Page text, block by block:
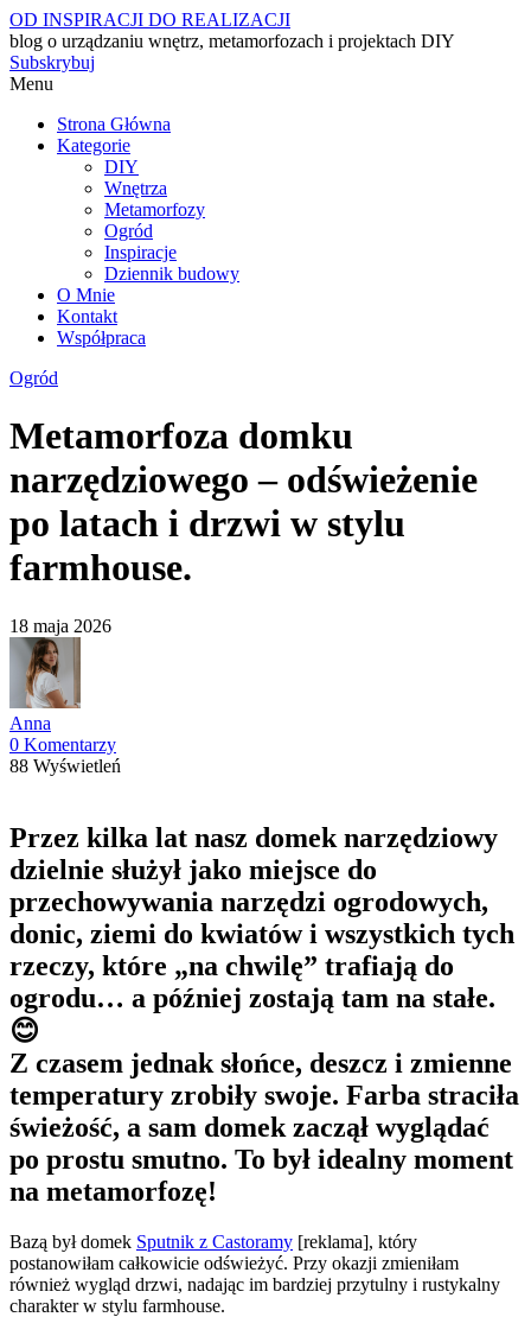
OD INSPIRACJI DO REALIZACJI
blog o urządzaniu wnętrz, metamorfozach i projektach DIY
Subskrybuj
Menu
Strona Główna
Kategorie
DIY
Wnętrza
Metamorfozy
Ogród
Inspiracje
Dziennik budowy
O Mnie
Kontakt
Współpraca
Ogród
Metamorfoza domku
narzędziowego – odświeżenie
po latach i drzwi w stylu
farmhouse.
18 maja 2026
Anna
0 Komentarzy
88 Wyświetleń
Przez kilka lat nasz domek narzędziowy
dzielnie służył jako miejsce do
przechowywania narzędzi ogrodowych,
donic, ziemi do kwiatów i wszystkich tych
rzeczy, które „na chwilę” trafiają do
ogrodu… a później zostają tam na stałe.
😊
Z czasem jednak słońce, deszcz i zmienne
temperatury zrobiły swoje. Farba straciła
świeżość, a sam domek zaczął wyglądać
po prostu smutno. To był idealny moment
na metamorfozę!
Bazą był domek Sputnik z Castoramy [reklama], który
postanowiłam całkowicie odświeżyć. Przy okazji zmieniłam
również wygląd drzwi, nadając im bardziej przytulny i rustykalny
charakter w stylu farmhouse.